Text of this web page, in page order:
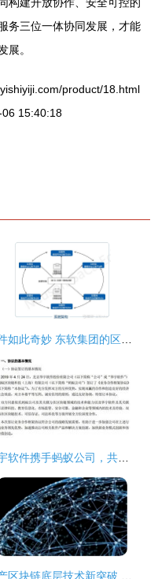
务三位一体协同发展，才能
展。
product/18.html
15:40:18